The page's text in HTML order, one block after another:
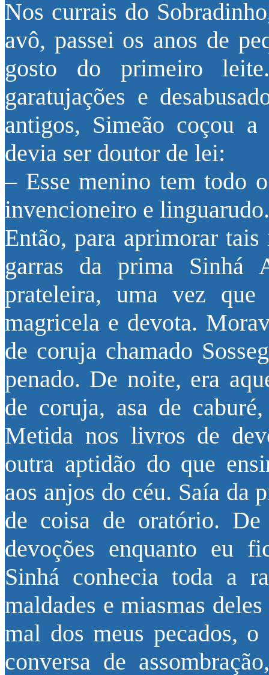
Nos currais do
avô, passei os anos de
gosto do primeiro
garatujações e
antigos, Simeão coçou
devia ser doutor de lei:
– Esse menino tem todo
invencioneiro e linguarudo.
Então, para aprimorar
garras da prima Sinhá
prateleira, uma vez que
magricela e devota.
de coruja chamado
penado. De noite, era
de coruja, asa de
Metida nos livros de
outra aptidão do que
aos anjos do céu. Saía da
de coisa de oratório.
devoções enquanto eu
Sinhá conhecia toda a
maldades e miasmas
mal dos meus pecados,
conversa de